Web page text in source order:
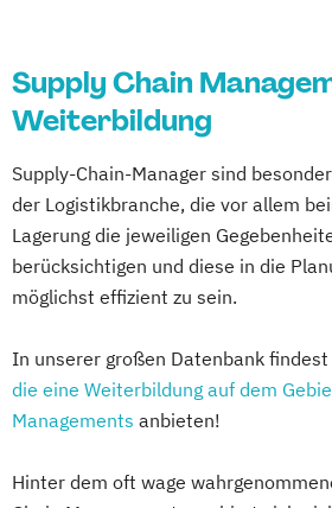
Lagerverwaltung für
Materialmanagement und
Produkt- und
Transportwesen im
Speditions- und
Speditionslogistik und
Speditionssachbearbeiter
Supply Chain Management
Supply Chain Management
Supply Chain
Weiterbildung
Supply-Chain-Manager sind
der Logistikbranche, die vor allem
Lagerung die jeweiligen
berücksichtigen und diese in die
möglichst effizient zu sein.
In unserer großen Datenbank findest
die eine Weiterbildung auf dem
Managements anbieten!
Hinter dem oft wage